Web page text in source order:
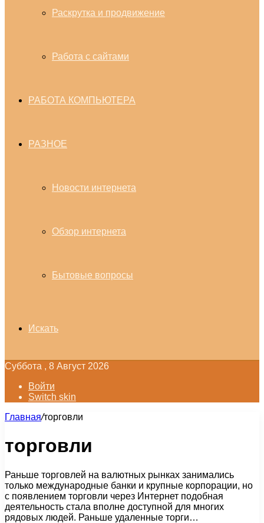
Раскрутка и продвижение
Работа с сайтами
РАБОТА КОМПЬЮТЕРА
РАЗНОЕ
Новости интернета
Обзор интернета
Бытовые вопросы
Искать
Суббота , 8 Август 2026
Войти
Switch skin
Главная/торговли
торговли
Раньше торговлей на валютных рынках занимались
только международные банки и крупные корпорации, но
с появлением торговли через Интернет подобная
деятельность стала вполне доступной для многих
рядовых людей. Раньше удаленные торги…